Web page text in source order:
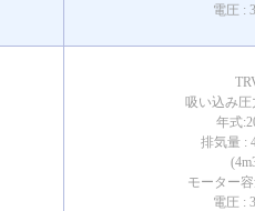
電圧 :
吸い込み圧
年式
排気量 :
モーター
電圧 :